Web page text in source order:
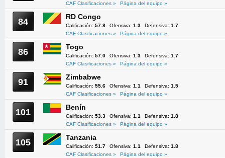
CAF Clasificaciones »
Página del equipo »
84 RD Congo
Calificación: 57.8 Ofensiva: 1.3 Defensiva: 1.7
CAF Clasificaciones »
Página del equipo »
86 Togo
Calificación: 57.0 Ofensiva: 1.3 Defensiva: 1.7
CAF Clasificaciones »
Página del equipo »
91 Zimbabwe
Calificación: 55.6 Ofensiva: 1.1 Defensiva: 1.5
CAF Clasificaciones »
Página del equipo »
101 Benín
Calificación: 53.3 Ofensiva: 1.1 Defensiva: 1.8
CAF Clasificaciones »
Página del equipo »
105 Tanzania
Calificación: 51.7 Ofensiva: 1.1 Defensiva: 1.8
CAF Clasificaciones »
Página del equipo »